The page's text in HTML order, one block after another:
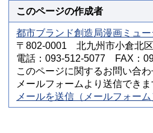
このページの作成者
都市ブランド創造局漫画ミュー
〒802-0001 北九州市小倉北
電話：093-512-5077 FAX：
このページに関するお問い合
メールフォームより送信できま
メールを送信（メールフォーム